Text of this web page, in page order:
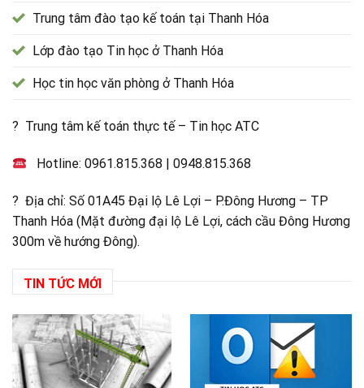
Trung tâm đào tạo kế toán tại Thanh Hóa
Lớp đào tạo Tin học ở Thanh Hóa
Học tin học văn phòng ở Thanh Hóa
? Trung tâm kế toán thực tế – Tin học ATC
Hotline:0961.815.368 |0948.815.368
? Địa chỉ: Số 01A45 Đại lộ Lê Lợi – P.Đông Hương – TP
Thanh Hóa (Mặt đường đại lộ Lê Lợi, cách cầu Đông Hương
300m về hướng Đông).
TIN TỨC MỚI